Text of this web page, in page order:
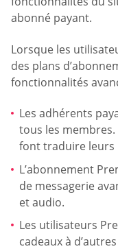
abonné payant.
Lorsque les
des plans
fonctionnalités
Les adhérents
tous les
font traduire leurs
L’abonnement
de messagerie
et audio.
Les utilisateurs
cadeaux à